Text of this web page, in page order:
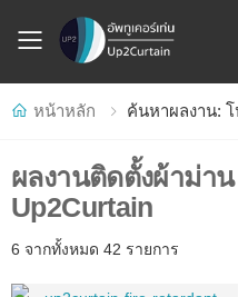
Toggle mobile
หน้าหลัก ค้นหาผลงาน: โ
ผลงานติดตั้งผ้าม่าน
Up2Curtain
6 จากทั้งหมด 42 รายการ